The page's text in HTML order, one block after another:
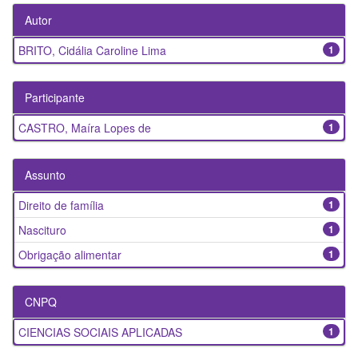
Autor
1
BRITO, Cidália Caroline Lima
Participante
1
CASTRO, Maíra Lopes de
Assunto
1
Direito de família
1
Nascituro
1
Obrigação alimentar
CNPQ
1
CIENCIAS SOCIAIS APLICADAS